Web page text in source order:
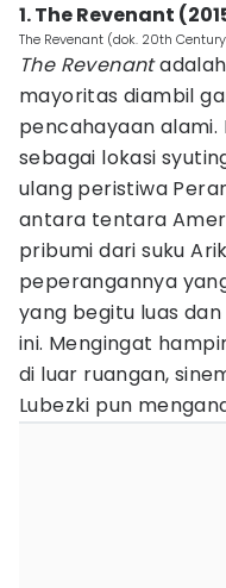
1. The Revenant
The Revenant (dok. 20th
The Revenant
mayoritas diambil
pencahayaan alami.
sebagai lokasi
ulang peristiwa
antara tentara
pribumi dari suku
peperangannya
yang begitu luas
ini. Mengingat
di luar ruangan,
Lubezki pun